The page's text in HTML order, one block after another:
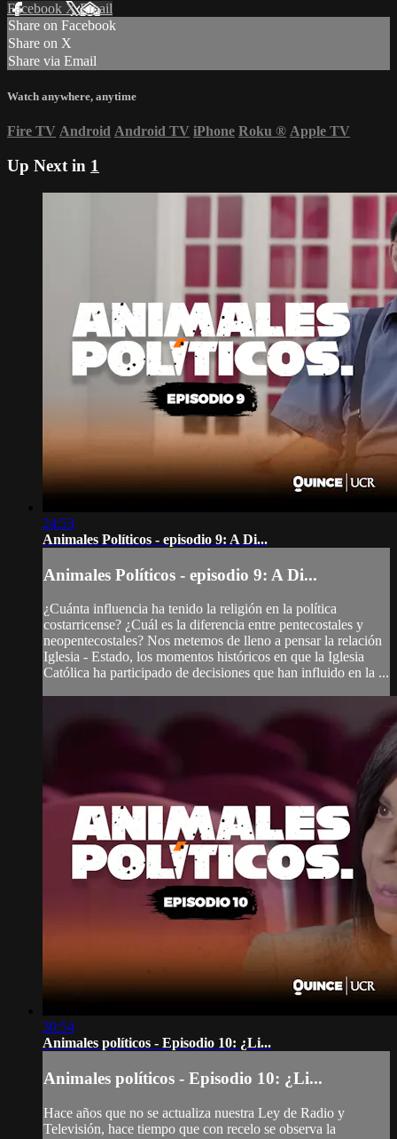
Facebook XEmail
Share on Facebook
Share on X
Share via Email
Watch anywhere, anytime
Fire TV Android Android TV iPhone Roku ® Apple TV
Up Next in 1
24:53
Animales Políticos - episodio 9: A Di...
Animales Políticos - episodio 9: A Di...
¿Cuánta influencia ha tenido la religión en la política
costarricense? ¿Cuál es la diferencia entre pentecostales y
neopentecostales? Nos metemos de lleno a pensar la relación
Iglesia - Estado, los momentos históricos en que la Iglesia
Católica ha participado de decisiones que han influido en la ...
30:54
Animales políticos - Episodio 10: ¿Li...
Animales políticos - Episodio 10: ¿Li...
Hace años que no se actualiza nuestra Ley de Radio y
Televisión, hace tiempo que con recelo se observa la